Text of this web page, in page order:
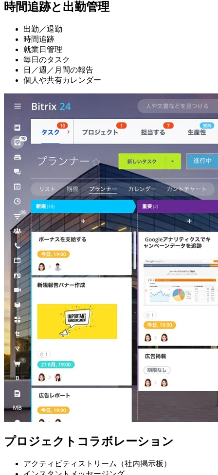
時間追跡と出勤管理
出勤／退勤
時間追跡
就業日管理
毎日のタスク
日／週／月間の報告
個人や共有カレンダー
プロジェクトコラボレーション
アクティビティストリーム（社内掲示板）